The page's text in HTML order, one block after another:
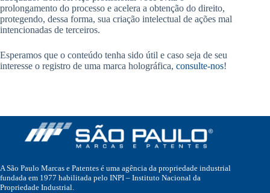
prolongamento do processo e acelera a obtenção do direito,
protegendo, dessa forma, sua criação intelectual de ações mal
intencionadas de terceiros.
Esperamos que o conteúdo tenha sido útil e caso seja de seu
interesse o registro de uma marca holográfica, consulte-nos!
A São Paulo Marcas e Patentes é uma agência da propriedade industrial
fundada em 1977 habilitada pelo INPI – Instituto Nacional da
Propriedade Industrial.